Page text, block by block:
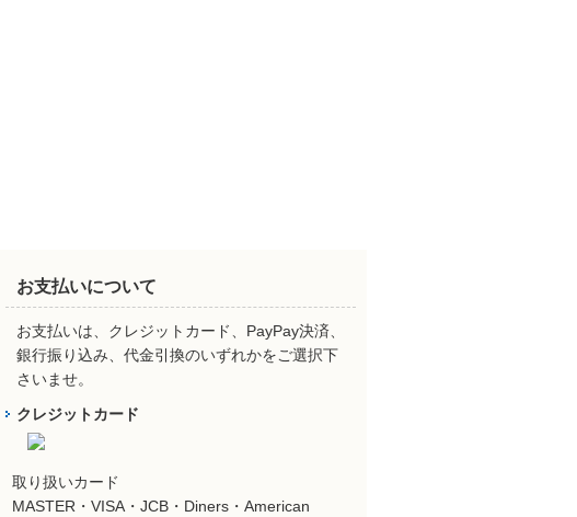
お支払いについて
お支払いは、クレジットカード、PayPay決済、
銀行振り込み、代金引換のいずれかをご選択下
さいませ。
クレジットカード
取り扱いカード
MASTER・VISA・JCB・Diners・American